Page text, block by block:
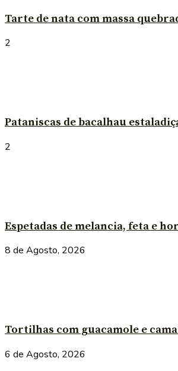
Tarte de nata com massa
2
Pataniscas de bacalhau
2
Espetadas de melancia, feta e
8 de Agosto, 2026
Tortilhas com guacamole e
6 de Agosto, 2026